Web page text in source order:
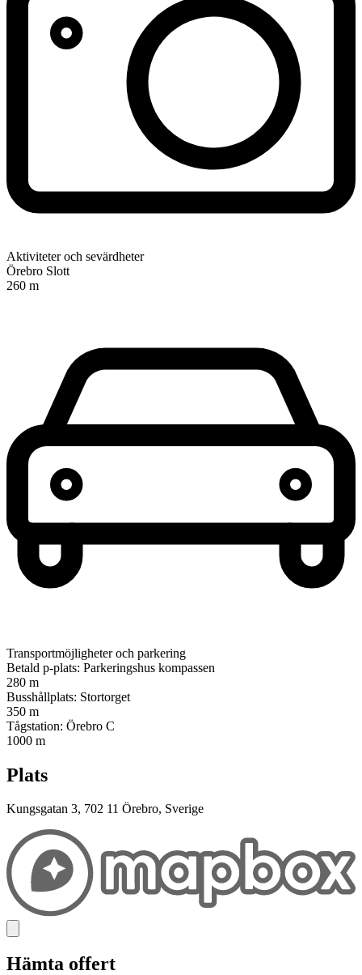
Aktiviteter och sevärdheter
Örebro Slott
260 m
Transportmöjligheter och parkering
Betald p-plats: Parkeringshus kompassen
280 m
Busshållplats: Stortorget
350 m
Tågstation: Örebro C
1000 m
Plats
Kungsgatan 3, 702 11 Örebro, Sverige
Hämta offert